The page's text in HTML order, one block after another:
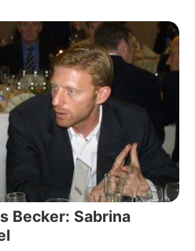
Becker: Sabrina